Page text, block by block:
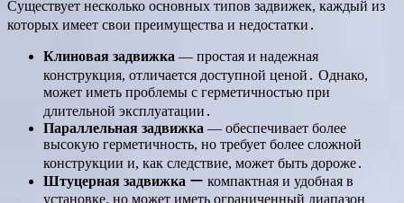
Существует несколько основных типов задвижек, каждый из
которых имеет свои преимущества и недостатки․
Клиновая задвижка — простая и надежная
конструкция, отличается доступной ценой․ Однако,
может иметь проблемы с герметичностью при
длительной эксплуатации․
Параллельная задвижка — обеспечивает более
высокую герметичность, но требует более сложной
конструкции и, как следствие, может быть дороже․
Штуцерная задвижка ー компактная и удобная в
установке, но может иметь ограниченный диапазон